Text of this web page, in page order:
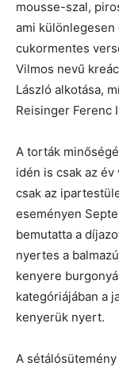
mousse-szal,
ami
cukormentes
Vilmos nevű
László alkotása,
Reisinger Ferenc
A torták
idén is csak az
csak az
eseményen
bemutatta a
nyertes a
kenyere
kategóriájában a
kenyerük nyert.
A